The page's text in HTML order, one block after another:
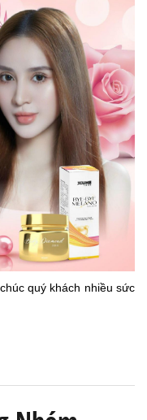
quý khách nhiều sức